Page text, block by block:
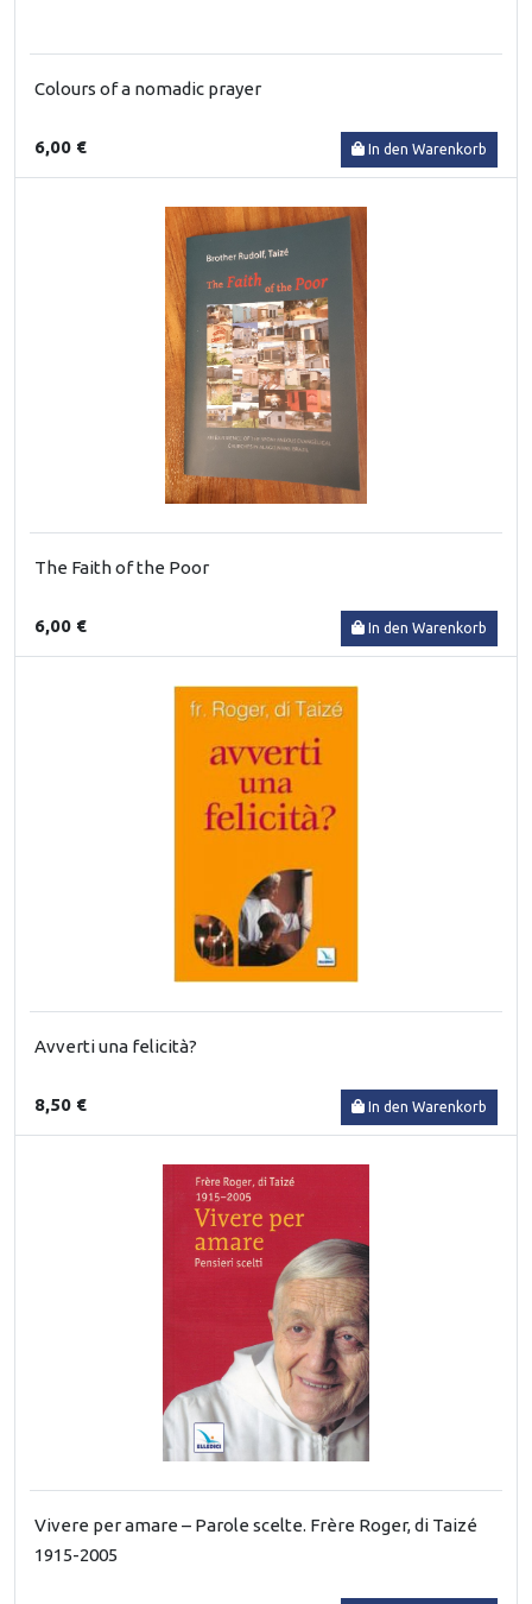
Colours of a nomadic prayer
6,00 € In den Warenkorb
The Faith of the Poor
6,00 € In den Warenkorb
Avverti una felicità?
8,50 € In den Warenkorb
Vivere per amare – Parole scelte. Frère Roger, di Taizé
1915-2005